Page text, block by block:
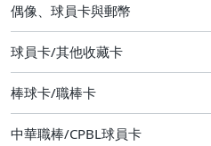
偶像、球員卡與郵幣
球員卡/其他收藏卡
棒球卡/職棒卡
中華職棒/CPBL球員卡